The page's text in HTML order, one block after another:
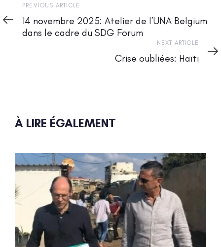
Previous
Article
PREVIOUS ARTICLE
14 novembre 2025: Atelier de l’UNA Belgium
dans le cadre du SDG Forum
Article
NEXT ARTICLE
Crise oubliées: Haïti
À LIRE ÉGALEMENT